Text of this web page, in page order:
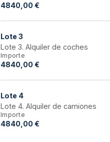
4840,00 €
Lote3
Lote 3. Alquiler de coches
Importe
4840,00 €
Lote 4
Lote 4. Alquiler de camiones
Importe
4840,00 €